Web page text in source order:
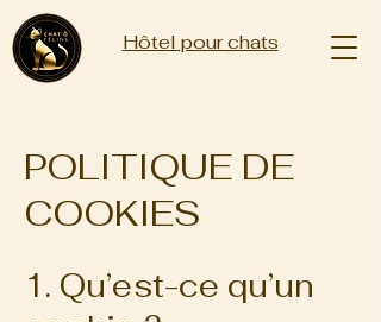
Hôtel pour chats
POLITIQUE DE
COOKIES
1. Qu’est-ce qu’un